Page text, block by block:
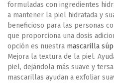
formuladas con ingredientes
a mantener la piel hidratada y
beneficioso para las personas
que proporciona una dosis
opción es nuestra mascarilla
Mejora la textura de la piel.
piel, dejándola más suave y
mascarillas ayudan a exfoliar